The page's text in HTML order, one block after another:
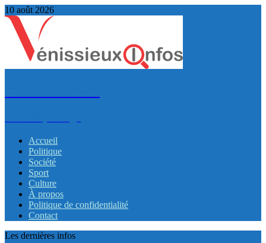
10 août 2026
Accueil
Politique
Société
Sport
Culture
À propos
Politique de confidentialité
Contact
Les dernières infos